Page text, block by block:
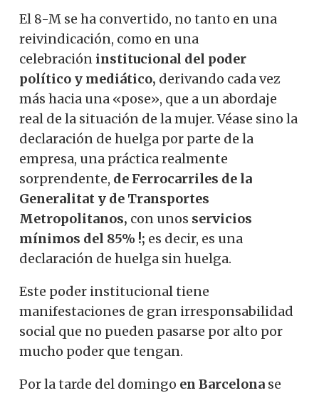
El 8-M se ha convertido, no tanto en una
reivindicación, como en una
celebración institucional del poder
político y mediático, derivando cada vez
más hacia una «pose», que a un abordaje
real de la situación de la mujer.Véase sino la
declaración de huelga por parte de la
empresa, una práctica realmente
sorprendente, de Ferrocarriles de la
Generalitat y de Transportes
Metropolitanos, con unos servicios
mínimos del 85% !; es decir, es una
declaración de huelga sin huelga.
Este poder institucional tiene
manifestaciones de gran irresponsabilidad
social que no pueden pasarse por alto por
mucho poder que tengan.
Por la tarde del domingo en Barcelona se